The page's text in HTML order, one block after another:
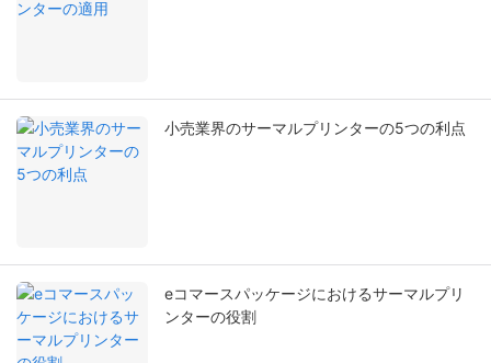
小売業界のサーマルプリンターの5つの利点
eコマースパッケージにおけるサーマルプリ
ンターの役割